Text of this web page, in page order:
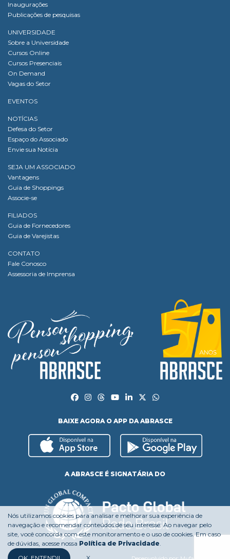
Inaugurações
Publicações de pesquisas
UNIVERSIDADE
Sobre a Universidade
Cursos Online
Cursos Presenciais
On Demand
Vagas do Setor
EVENTOS
NOTÍCIAS
Defesa do Setor
Espaço do Associado
Envie sua Notícia
SEJA UM ASSOCIADO
Vantagens
Guia de Shoppings
Associe-se
FILIADOS
Guia de Fornecedores
Guia de Varejistas
CONTATO
Fale Conosco
Assessoria de Imprensa
BAIXE AGORA O APP DA ABRASCE
A ABRASCE É SIGNATÁRIA DO
Nós utilizamos cookies para analisar e melhorar sua experiência de
navegação e recomendar conteúdos de seu interesse. Ao navegar pelo
site, você concorda com este monitoramento e o uso de cookies. Em caso
de dúvidas, acesse nossa Política de Privacidade.